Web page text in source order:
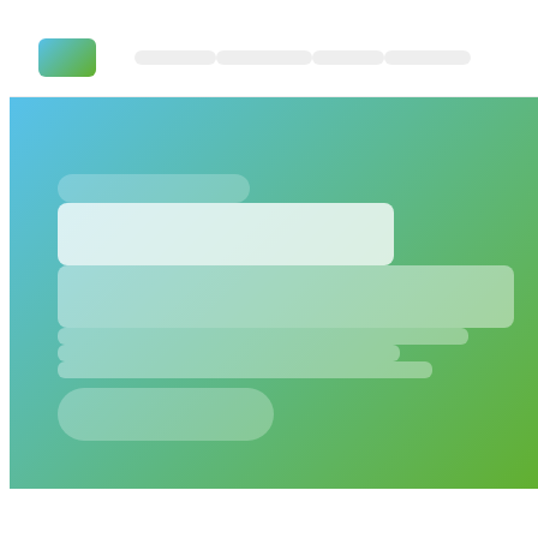
KI-Mythen: Drei häufige